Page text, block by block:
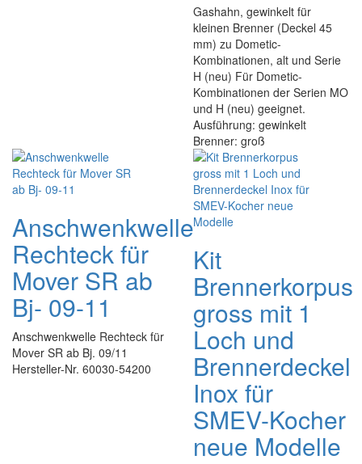
Gashahn, gewinkelt für
kleinen Brenner (Deckel 45
mm) zu Dometic-
Kombinationen, alt und Serie
H (neu) Für Dometic-
Kombinationen der Serien MO
und H (neu) geeignet.
Ausführung: gewinkelt
Brenner: groß
Anschwenkwelle
Rechteck für
Mover SR ab
Bj- 09-11
Anschwenkwelle Rechteck für
Mover SR ab Bj. 09/11
Hersteller-Nr. 60030-54200
Kit
Brennerkorpus
gross mit 1
Loch und
Brennerdeckel
Inox für
SMEV-Kocher
neue Modelle